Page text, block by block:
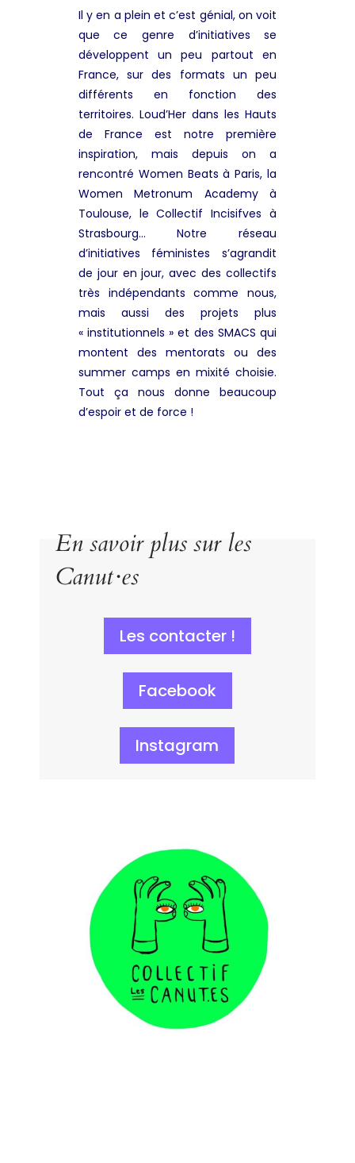
Il y en a plein et c’est génial, on voit
que ce genre d’initiatives se
développent un peu partout en
France, sur des formats un peu
différents en fonction des
territoires. Loud’Her dans les Hauts
de France est notre première
inspiration, mais depuis on a
rencontré Women Beats à Paris, la
Women Metronum Academy à
Toulouse, le Collectif Incisifves à
Strasbourg… Notre réseau
d’initiatives féministes s’agrandit
de jour en jour, avec des collectifs
très indépendants comme nous,
mais aussi des projets plus
« institutionnels » et des SMACS qui
montent des mentorats ou des
summer camps en mixité choisie.
Tout ça nous donne beaucoup
d’espoir et de force !
En savoir plus sur les
Canut·es
Les contacter !
Facebook
Instagram